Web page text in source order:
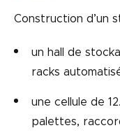
Construction d’un
un hall de
racks
une cellule de
palettes,